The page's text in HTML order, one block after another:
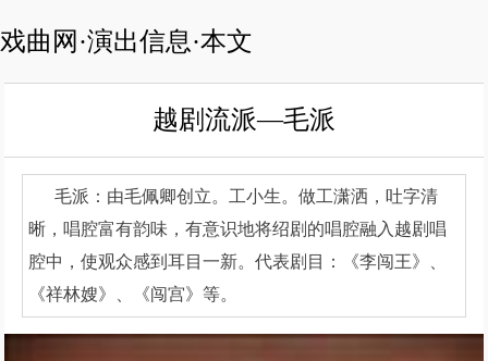
戏曲网·演出信息·本文
越剧流派—毛派
毛派：由毛佩卿创立。工小生。做工潇洒，吐字清
晰，唱腔富有韵味，有意识地将绍剧的唱腔融入越剧唱
腔中，使观众感到耳目一新。代表剧目：《李闯王》、
《祥林嫂》、《闯宫》等。